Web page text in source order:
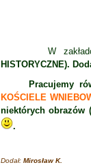
W
HISTORYCZNE).
Pracujemy
KOŚCIELE
niektórych obrazów
.
Dodał: Mirosław K.